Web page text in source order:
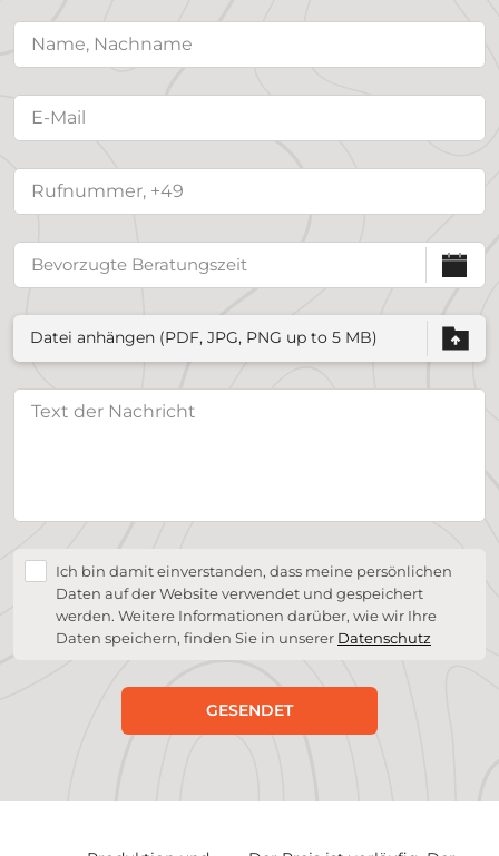
Datei anhängen (PDF, JPG, PNG up to 5 MB)
Ich bin damit einverstanden, dass meine persönlichen
Daten auf der Website verwendet und gespeichert
werden. Weitere Informationen darüber, wie wir Ihre
Daten speichern, finden Sie in unserer Datenschutz
GESENDET